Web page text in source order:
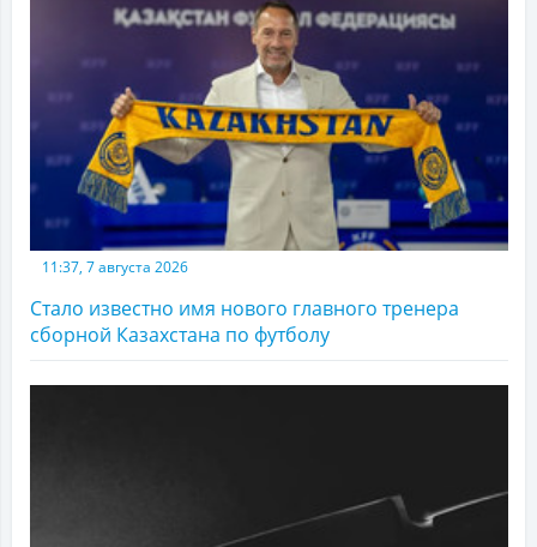
11:37, 7 августа 2026
Стало известно имя нового главного тренера
сборной Казахстана по футболу